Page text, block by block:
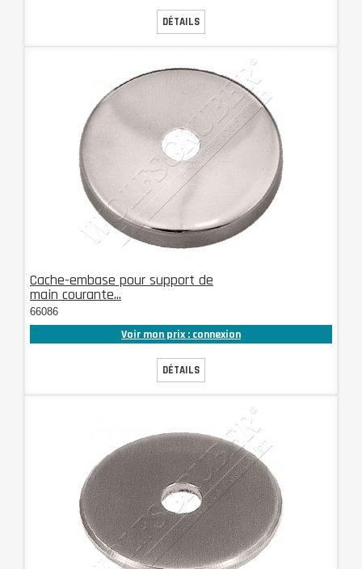
DÉTAILS
Cache-embase pour support de
main courante...
66086
Voir mon prix : connexion
DÉTAILS